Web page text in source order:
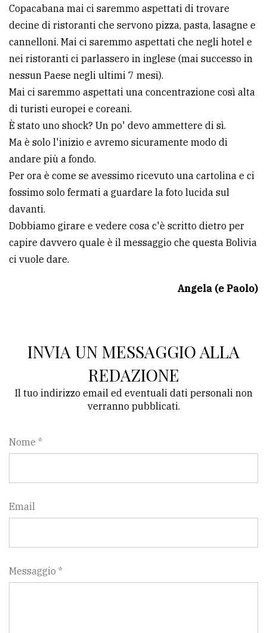
Copacabana mai ci saremmo aspettati di trovare
decine di ristoranti che servono pizza, pasta, lasagne e
cannelloni. Mai ci saremmo aspettati che negli hotel e
nei ristoranti ci parlassero in inglese (mai successo in
nessun Paese negli ultimi 7 mesi).
Mai ci saremmo aspettati una concentrazione così alta
di turisti europei e coreani.
È stato uno shock? Un po' devo ammettere di sì.
Ma è solo l'inizio e avremo sicuramente modo di
andare più a fondo.
Per ora è come se avessimo ricevuto una cartolina e ci
fossimo solo fermati a guardare la foto lucida sul
davanti.
Dobbiamo girare e vedere cosa c'è scritto dietro per
capire davvero quale è il messaggio che questa Bolivia
ci vuole dare.
Angela (e Paolo)
INVIA UN MESSAGGIO ALLA
REDAZIONE
Il tuo indirizzo email ed eventuali dati personali non
verranno pubblicati.
Nome *
Email
Messaggio *